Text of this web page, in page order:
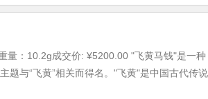
量：10.2g成交价: ¥5200.00 "飞黄马钱"是一种
题与“飞黄”相关而得名。"飞黄"是中国古代传说